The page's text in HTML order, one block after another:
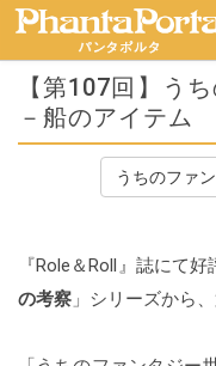
【第107回】う
－船のアイテム
うちのファ
『Role＆Roll』誌にて
の考察 」シリーズから